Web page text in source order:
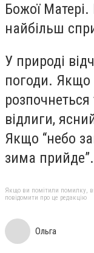
Божої
найбільш
У природі
погоди. Якщо
відлиги,
Якщо “небо
зима прийде”.
Якщо ви помітили помилку,
повідомити про це редакцію
Ольга